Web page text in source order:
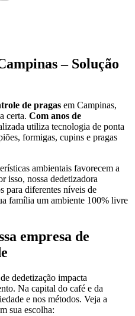
– Solução
de pragas em Campinas,
certa. Com anos de
utiliza tecnologia de ponta
formigas, cupins e pragas
ambientais favorecem a
isso, nossa dedetizadora
para diferentes níveis de
família um ambiente 100% livre
empresa de
dedetização impacta
Na capital do café e da
e nos métodos. Veja a
sua escolha: